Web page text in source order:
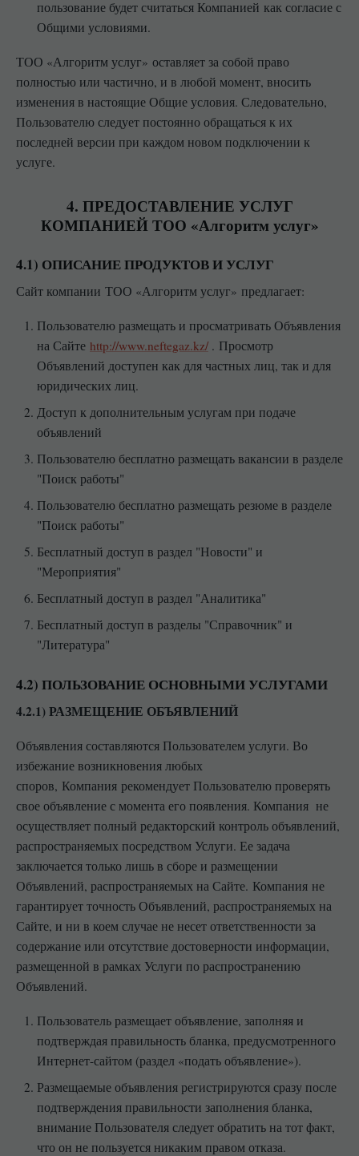
пользование будет считаться Компанией как согласие с
Общими условиями.
ТОО «Алгоритм услуг» оставляет за собой право
полностью или частично, и в любой момент, вносить
изменения в настоящие Общие условия. Следовательно,
Пользователю следует постоянно обращаться к их
последней версии при каждом новом подключении к
услуге.
4. ПРЕДОСТАВЛЕНИЕ УСЛУГ
КОМПАНИЕЙ ТОО «Алгоритм услуг»
4.1) ОПИСАНИЕ ПРОДУКТОВ И УСЛУГ
Сайт компании ТОО «Алгоритм услуг» предлагает:
Пользователю размещать и просматривать Объявления
на Сайте http://www.neftegaz.kz/ . Просмотр
Объявлений доступен как для частных лиц, так и для
юридических лиц.
Доступ к дополнительным услугам при подаче
объявлений
Пользователю бесплатно размещать вакансии в разделе
"Поиск работы"
Пользователю бесплатно размещать резюме в разделе
"Поиск работы"
Бесплатный доступ в раздел "Новости" и
"Мероприятия"
Бесплатный доступ в раздел "Аналитика"
Бесплатный доступ в разделы "Справочник" и
"Литература"
4.2) ПОЛЬЗОВАНИЕ ОСНОВНЫМИ УСЛУГАМИ
4.2.1) РАЗМЕЩЕНИЕ ОБЪЯВЛЕНИЙ
Объявления составляются Пользователем услуги. Во
избежание возникновения любых
споров, Компания рекомендует Пользователю проверять
свое объявление с момента его появления. Компания не
осуществляет полный редакторский контроль объявлений,
распространяемых посредством Услуги. Ее задача
заключается только лишь в сборе и размещении
Объявлений, распространяемых на Сайте. Компания не
гарантирует точность Объявлений, распространяемых на
Сайте, и ни в коем случае не несет ответственности за
содержание или отсутствие достоверности информации,
размещенной в рамках Услуги по распространению
Объявлений.
Пользователь размещает объявление, заполняя и
подтверждая правильность бланка, предусмотренного
Интернет-сайтом (раздел «подать объявление»).
Размещаемые объявления регистрируются сразу после
подтверждения правильности заполнения бланка,
внимание Пользователя следует обратить на тот факт,
что он не пользуется никаким правом отказа.